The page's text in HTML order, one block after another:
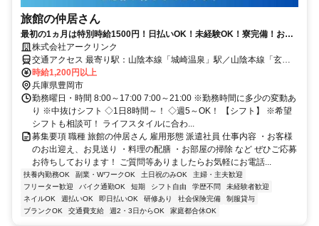
旅館の仲居さん
最初の1ヵ月は特別時給1500円！日払いOK！未経験OK！寮完備！お客
様の思い出作りのお手伝い！
株式会社アークリンク
交通アクセス 最寄り駅：山陰本線「城崎温泉」駅／山陰本線「玄武
洞」駅／山陰本線「竹野」駅
時給1,200円以上
兵庫県豊岡市
勤務曜日・時間 8:00～17:00 7:00～21:00 ※勤務時間に多少の変動あ
り ※中抜けシフト ◇1日8時間～！ ◇週5～OK！ 【シフト】 ※希望
シフトも相談可！ ライフスタイルに合わ...
募集要項 職種 旅館の仲居さん 雇用形態 派遣社員 仕事内容 ・お客様
のお出迎え、お見送り ・料理の配膳 ・お部屋の掃除 など ぜひご応募
お待ちしております！ ご質問等ありましたらお気軽にお電話...
扶養内勤務OK 副業・WワークOK 土日祝のみOK
主婦・主夫歓迎
フリーター歓迎
バイク通勤OK 短期 シフト自由 学歴不問
未経験者歓迎
ネイルOK
週払いOK 即日払いOK 研修あり 社会保険完備
制服貸与
ブランクOK
交通費支給 週2・3日からOK 家庭都合休OK